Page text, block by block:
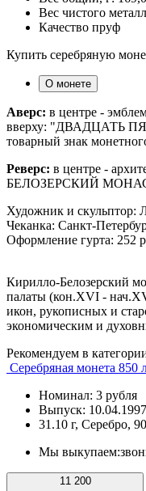
Вес чистого
Качество пруф
Купить серебряную
О монете
Аверс: в центре -
вверху: "ДВАДЦАТЬ ПЯТЬ
товарный знак
Реверс: в центре -
БЕЛОЗЕРСКИЙ
Художник и скульптор:
Чеканка: Санкт-
Оформление гурта: 252
Кирилло-Белозерский
палаты (кон.XVI -
икон, рукописных и
экономическим и
Рекомендуем в
Серебряная монета
Номинал: 3 рубля
Выпуск: 10.04.1997
31.10 г, Серебро,
Мы выкупаем:
11 200